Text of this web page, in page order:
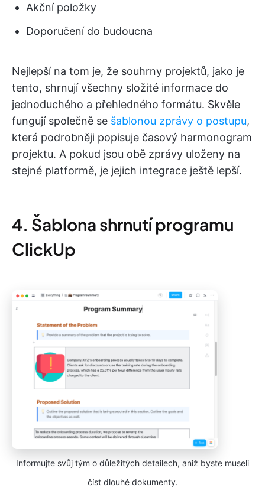
Akční položky
Doporučení do budoucna
Nejlepší na tom je, že souhrny projektů, jako je
tento, shrnují všechny složité informace do
jednoduchého a přehledného formátu. Skvěle
fungují společně se šablonou zprávy o postupu,
která podrobněji popisuje časový harmonogram
projektu. A pokud jsou obě zprávy uloženy na
stejné platformě, je jejich integrace ještě lepší.
4. Šablona shrnutí programu
ClickUp
Informujte svůj tým o důležitých detailech, aniž byste museli
číst dlouhé dokumenty.